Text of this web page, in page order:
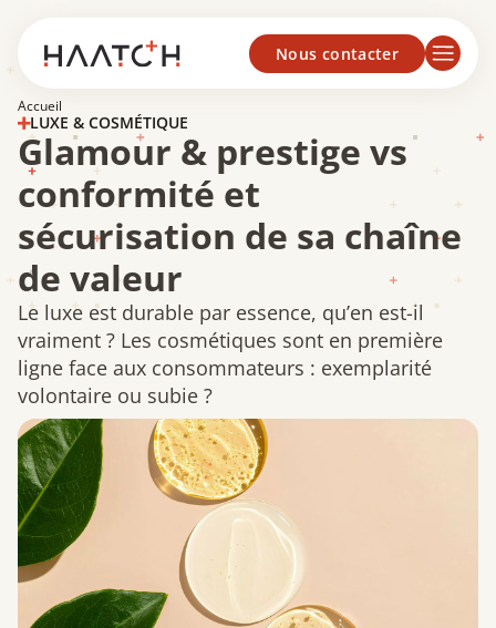
Nous contacter
Accueil
LUXE & COSMÉTIQUE
Glamour & prestige vs
conformité et
sécurisation de sa chaîne
de valeur
Le luxe est durable par essence, qu’en est-il
vraiment ? Les cosmétiques sont en première
ligne face aux consommateurs : exemplarité
volontaire ou subie ?